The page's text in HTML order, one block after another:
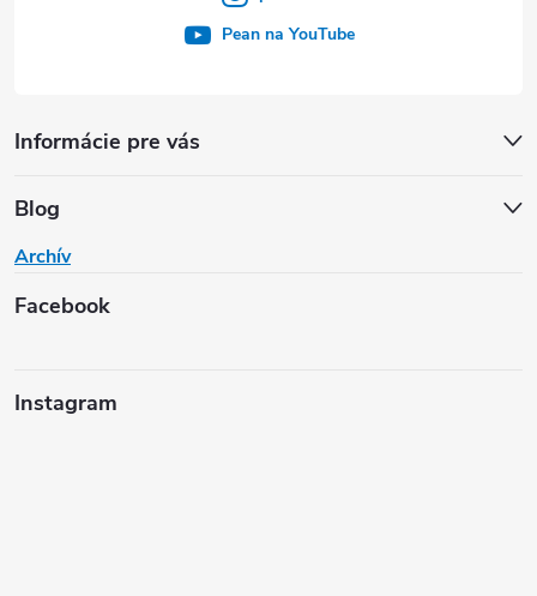
Informácie pre vás
Blog
Archív
Facebook
Pean na YouTube
Instagram